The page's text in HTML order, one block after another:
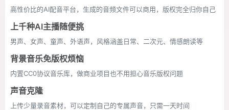
高性价比的AI配音平台，生成的音频文件可以商用，版权完全归你自己
上千种AI主播随便挑
男声、女声、童声、外语声，风格涵盖日常、二次元、情感朗读等
背景音乐免版权烦恼
内置CC0协议音乐库，做商业项目也不用担心音乐版权问题
声音克隆
上传少量录音素材，可以定制自己的专属声音，只需一天时间